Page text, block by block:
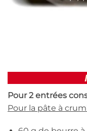
Pour 2 entrées
Pour la pâte à